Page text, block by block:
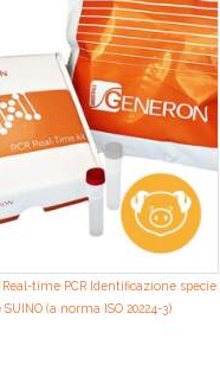
time PCR Identificazione specie
(a norma ISO 20224-3)